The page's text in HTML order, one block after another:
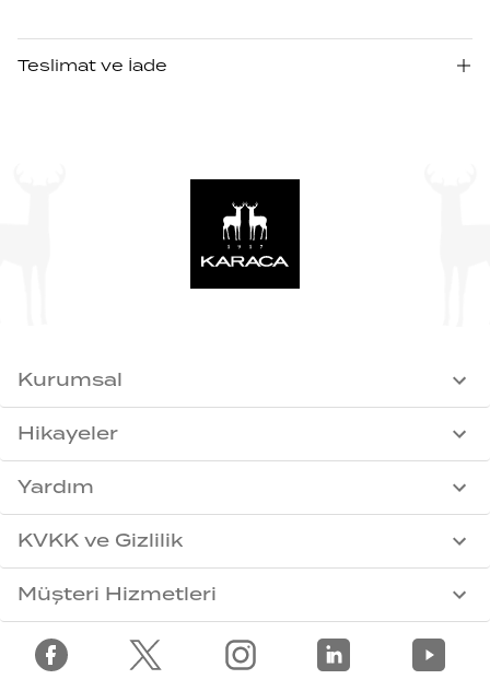
Teslimat ve İade
Kurumsal
Hikayeler
Yardım
KVKK ve Gizlilik
Müşteri Hizmetleri